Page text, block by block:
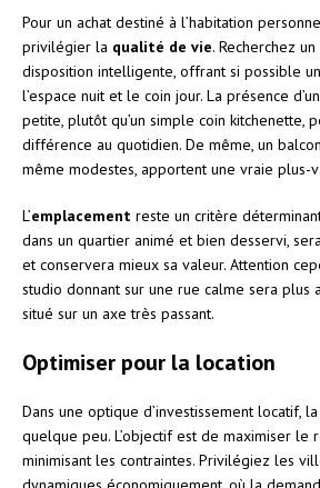
Pour un achat destiné à l’habitation
privilégier la qualité de vie. Recherchez
disposition intelligente, offrant si possible
l’espace nuit et le coin jour. La présence
petite, plutôt qu’un simple coin kitchenette,
différence au quotidien. De même, un
même modestes, apportent une vraie plus-
L’emplacement reste un critère
dans un quartier animé et bien desservi,
et conservera mieux sa valeur. Attention
studio donnant sur une rue calme sera plus
situé sur un axe très passant.
Optimiser pour la location
Dans une optique d’investissement locatif,
quelque peu. L’objectif est de maximiser le
minimisant les contraintes. Privilégiez les